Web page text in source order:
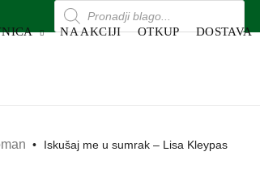
NA AKCIJI OTKUP DOSTAVA
• Iskušaj me u sumrak – Lisa Kleypas